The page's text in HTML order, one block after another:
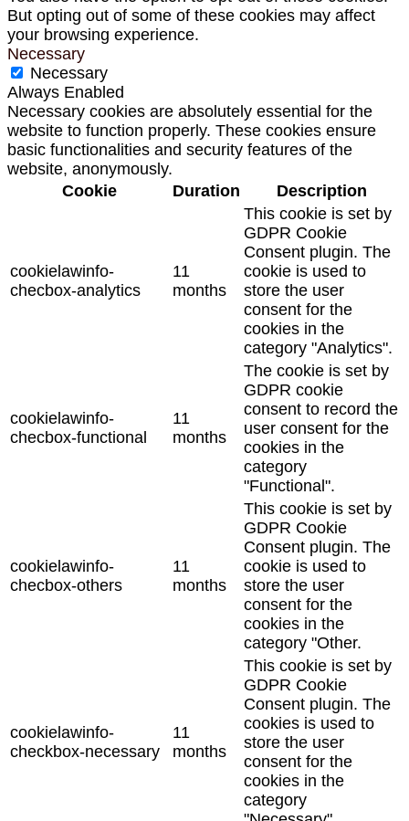
But opting out of some of these cookies may affect
your browsing experience.
Necessary
Necessary
Always Enabled
Necessary cookies are absolutely essential for the
website to function properly. These cookies ensure
basic functionalities and security features of the
website, anonymously.
Cookie
Duration Description
cookielawinfo-
checbox-analytics
11
months
This cookie is set by
GDPR Cookie
Consent plugin. The
cookie is used to
store the user
consent for the
cookies in the
category "Analytics".
cookielawinfo-
checbox-functional
11
months
The cookie is set by
GDPR cookie
consent to record the
user consent for the
cookies in the
category
"Functional".
cookielawinfo-
checbox-others
11
months
This cookie is set by
GDPR Cookie
Consent plugin. The
cookie is used to
store the user
consent for the
cookies in the
category "Other.
cookielawinfo-
checkbox-necessary
11
months
This cookie is set by
GDPR Cookie
Consent plugin. The
cookies is used to
store the user
consent for the
cookies in the
category